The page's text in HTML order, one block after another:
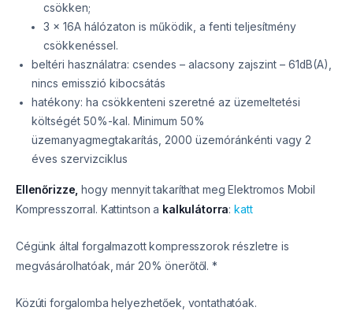
csökken;
3 x 16A hálózaton is működik, a fenti teljesítmény
csökkenéssel.
beltéri használatra: csendes – alacsony zajszint – 61dB(A),
nincs emisszió kibocsátás
hatékony: ha csökkenteni szeretné az üzemeltetési
költségét 50%-kal. Minimum 50%
üzemanyagmegtakarítás, 2000 üzemóránkénti vagy 2
éves szervizciklus
Ellenőrizze, hogy mennyit takaríthat meg Elektromos Mobil
Kompresszorral. Kattintson a kalkulátorra:katt
Cégünk által forgalmazott kompresszorok részletre is
megvásárolhatóak, már 20% önerőtől. *
Közúti forgalomba helyezhetőek, vontathatóak.